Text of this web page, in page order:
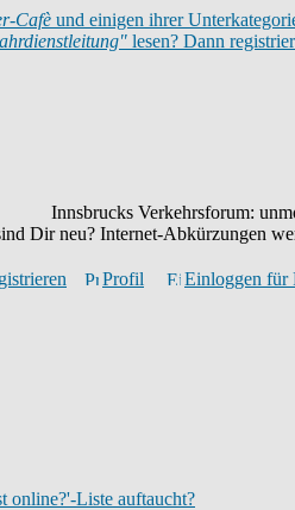
Cafè und einigen ihrer
lesen? Dann
Innsbrucks Verkehrsforum:
Dir neu? Internet-Abkürzungen
Profil Einloggen für
online?'-Liste auftaucht?